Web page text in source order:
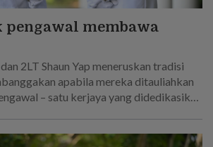
pengawal membawa
2LT Shaun Yap meneruskan tradisi
apabila mereka ditauliahkan
– satu kerjaya yang didedikasikan